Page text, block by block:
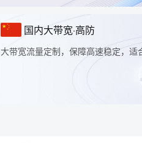
国内大带宽·高防
大带宽流量定制，保障高速稳定，适